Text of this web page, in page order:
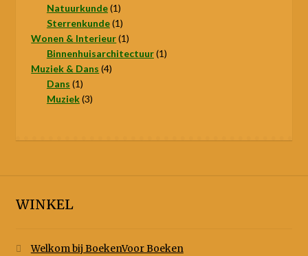
product
Natuurkunde 11
product
Sterrenkunde 11
product
Wonen & Interieur 11
product
Binnenhuisarchitectuur 11
Muziek & Dans 44
Dans 11
product
Muziek 33
WINKEL
Welkom bij BoekenVoor Boeken